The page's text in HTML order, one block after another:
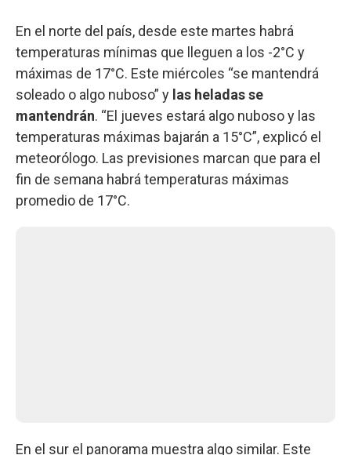
En el norte del país, desde este martes habrá
temperaturas mínimas que lleguen a los -2°C y
máximas de 17°C. Este miércoles “se mantendrá
soleado o algo nuboso” y las heladas se
mantendrán. “El jueves estará algo nuboso y las
temperaturas máximas bajarán a 15°C”, explicó el
meteorólogo. Las previsiones marcan que para el
fin de semana habrá temperaturas máximas
promedio de 17°C.
En el sur el panorama muestra algo similar. Este